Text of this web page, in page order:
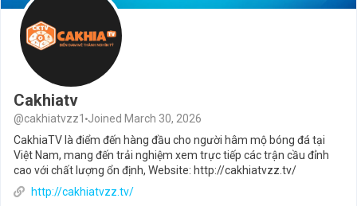
Cakhiatv
@cakhiatvzz1 Joined March 30, 2026
CakhiaTV là điểm đến hàng đầu cho người hâm mộ bóng đá tại
Việt Nam, mang đến trải nghiệm xem trực tiếp các trận cầu đỉnh
cao với chất lượng ổn định, Website: http://cakhiatvzz.tv/
http://cakhiatvzz.tv/